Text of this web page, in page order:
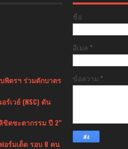
ตรฯ ร่วมตักบาตร
ร์เวย์ (NSC) ดัน
ตชะตากรรม ปี 2"
ร์มเด็ด รอบ 8 คน
ชื่อ
อีเมล *
ข้อความ *